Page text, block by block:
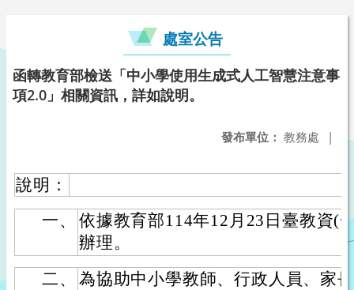
處室公告
函轉教育部檢送「中小學使用生成式人工智慧注意事
項2.0」相關資訊，詳如說明。
發布單位： 教務處 |
說明：
一、
依據教育部114年12月23日臺教資(
辦理。
二、
為協助中小學教師、行政人員、家